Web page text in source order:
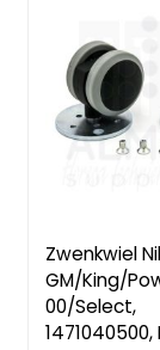
Zwenkwiel
GM/King/
00/Select,
1471040500,